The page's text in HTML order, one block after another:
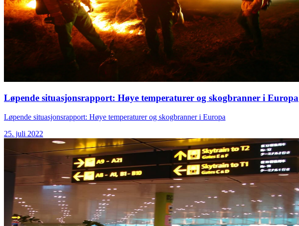
Løpende situasjonsrapport: Høye temperaturer og skogbranner i Europa
Løpende situasjonsrapport: Høye temperaturer og skogbranner i Europa
25. juli 2022